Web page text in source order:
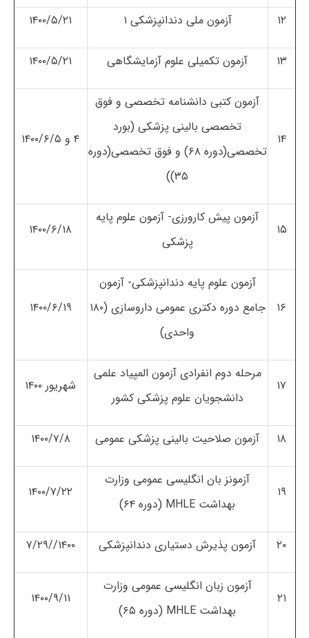
۱۲ آزمون ملی دندانپزشکی ۱ ۱۴۰۰/۵/۲۱
۱۳ آزمون تکمیلی علوم آزمایشگاهی ۱۴۰۰/۵/۲۱
۱۴
آزمون کتبی دانشنامه تخصصی و فوق
تخصصی بالینی پزشکی (بورد
تخصصی(دوره ۶۸) و فوق تخصصی(دوره
۳۵))
۴ و ۱۴۰۰/۶/۵
۱۵
آزمون پیش کارورزی- آزمون علوم پایه
پزشکی
۱۴۰۰/۶/۱۸
۱۶
آزمون علوم پایه دندانپزشکی- آزمون
جامع دوره دکتری عمومی داروسازی (۱۸۰
واحدی)
۱۴۰۰/۶/۱۹
۱۷
مرحله دوم انفرادی آزمون المپیاد علمی
دانشجویان علوم پزشکی کشور
شهریور ۱۴۰۰
۱۸ آزمون صلاحیت بالینی پزشکی عمومی ۱۴۰۰/۷/۸
۱۹
آزمونز بان انگلیسی عمومی وزارت
بهداشت MHLE (دوره ۶۴)
۱۴۰۰/۷/۲۲
۲۰ آزمون پذیرش دستیاری دندانپزشکی ۱۴۰۰//۷/۲۹
۲۱
آزمون زبان انگلیسی عمومی وزارت
بهداشت MHLE (دوره ۶۵)
۱۴۰۰/۹/۱۱